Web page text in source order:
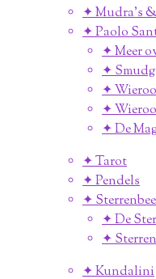
✦ Mudra's
✦ Paolo
✦ Meer
✦
✦
✦
✦ De
✦ Tarot
✦ Pendels
✦
✦ De
✦
✦ Kundalini